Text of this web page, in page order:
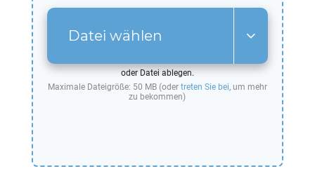
Datei wählen
oder Datei ablegen.
Maximale Dateigröße: 50 MB (oder treten Sie bei, um mehr
zu bekommen)